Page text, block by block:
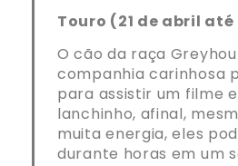
Touro (21 de abril
O cão da raça
companhia carinhosa
para assistir um filme
lanchinho, afinal,
muita energia, eles
durante horas em um